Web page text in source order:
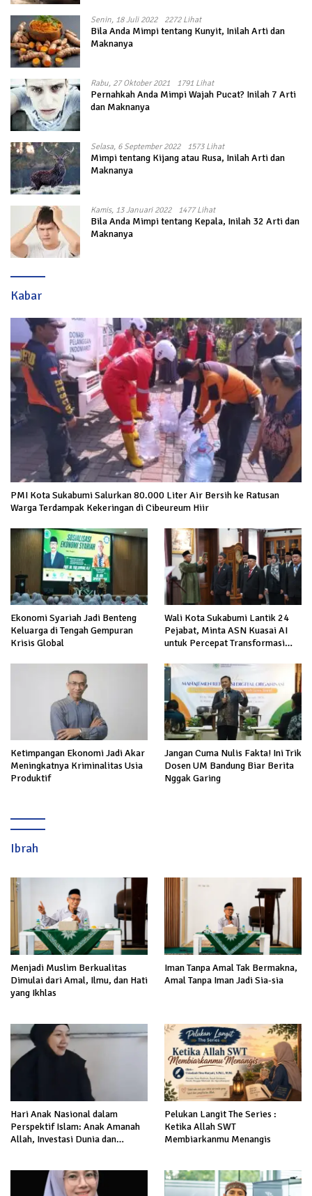
Senin, 18 Juli 2022 2272 Lihat
Bila Anda Mimpi tentang Kunyit, Inilah Arti dan
Maknanya
Rabu, 27 Oktober 2021 1791 Lihat
Pernahkah Anda Mimpi Wajah Pucat? Inilah 7 Arti
dan Maknanya
Selasa, 6 September 2022 1573 Lihat
Mimpi tentang Kijang atau Rusa, Inilah Arti dan
Maknanya
Kamis, 13 Januari 2022 1477 Lihat
Bila Anda Mimpi tentang Kepala, Inilah 32 Arti dan
Maknanya
Kabar
PMI Kota Sukabumi Salurkan 80.000 Liter Air Bersih ke Ratusan
Warga Terdampak Kekeringan di Cibeureum Hiir
Ekonomi Syariah Jadi Benteng
Keluarga di Tengah Gempuran
Krisis Global
Wali Kota Sukabumi Lantik 24
Pejabat, Minta ASN Kuasai AI
untuk Percepat Transformasi
Ketimpangan Ekonomi Jadi Akar
Meningkatnya Kriminalitas Usia
Produktif
Jangan Cuma Nulis Fakta! Ini Trik
Dosen UM Bandung Biar Berita
Nggak Garing
Ibrah
Menjadi Muslim Berkualitas
Dimulai dari Amal, Ilmu, dan Hati
yang Ikhlas
Iman Tanpa Amal Tak Bermakna,
Amal Tanpa Iman Jadi Sia-sia
Hari Anak Nasional dalam
Perspektif Islam: Anak Amanah
Allah, Investasi Dunia dan
Pelukan Langit The Series :
Ketika Allah SWT
Membiarkanmu Menangis